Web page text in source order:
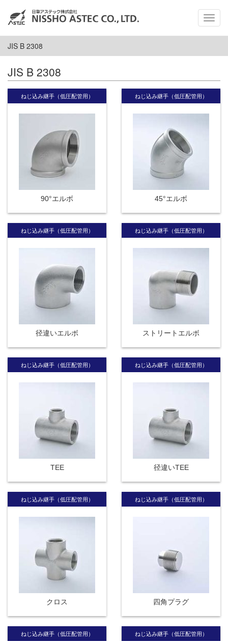
メ
ニ
JIS B 2308
JIS B 2308
ねじ込み継手（低圧配管用）
90°エルボ
ねじ込み継手（低圧配管用）
45°エルボ
ねじ込み継手（低圧配管用）
径違いエルボ
ねじ込み継手（低圧配管用）
ストリートエルボ
ねじ込み継手（低圧配管用）
TEE
ねじ込み継手（低圧配管用）
径違いTEE
ねじ込み継手（低圧配管用）
クロス
ねじ込み継手（低圧配管用）
四角プラグ
ねじ込み継手（低圧配管用） ねじ込み継手（低圧配管用）